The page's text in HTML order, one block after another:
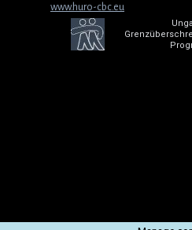
www.huro-cbc.eu